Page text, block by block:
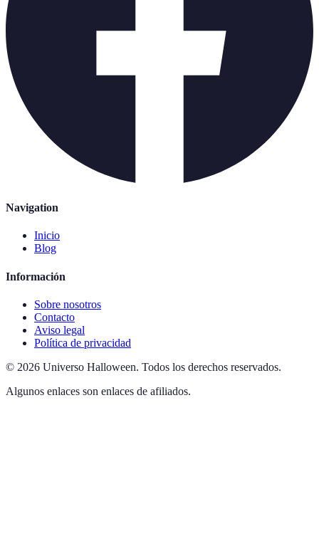
Navigation
Inicio
Blog
Información
Sobre nosotros
Contacto
Aviso legal
Política de privacidad
© 2026 Universo Halloween. Todos los derechos reservados.
Algunos enlaces son enlaces de afiliados.